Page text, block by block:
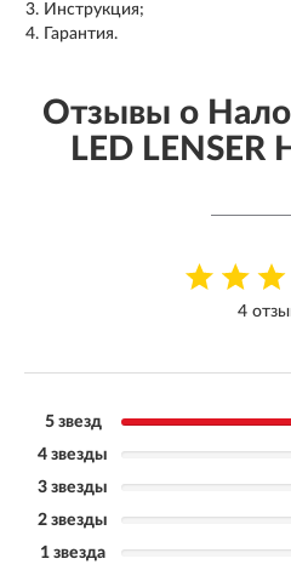
Инструкция;
Гарантия.
Отзывы о
LED LENSER
4
5 звезд
4 звезды
3 звезды
2 звезды
1 звезда